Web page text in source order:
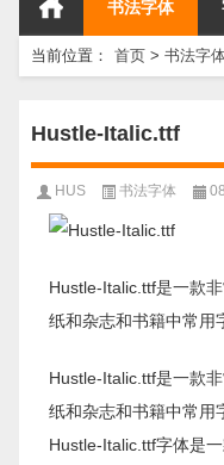
书法字体
当前位置： 首页 > 书法字
Hustle-Italic.ttf
HUS 书法字体
Hustle-Italic.ttf是一款
纸和杂志和书籍中常用
Hustle-Italic.ttf是一款
纸和杂志和书籍中常用
Hustle-Italic.ttf字体是